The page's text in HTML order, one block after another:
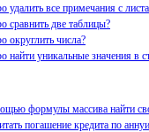
удалить все примечания с
сравнить две таблицы?
округлить числа?
найти уникальные значения в
формулы массива найти
погашение кредита по